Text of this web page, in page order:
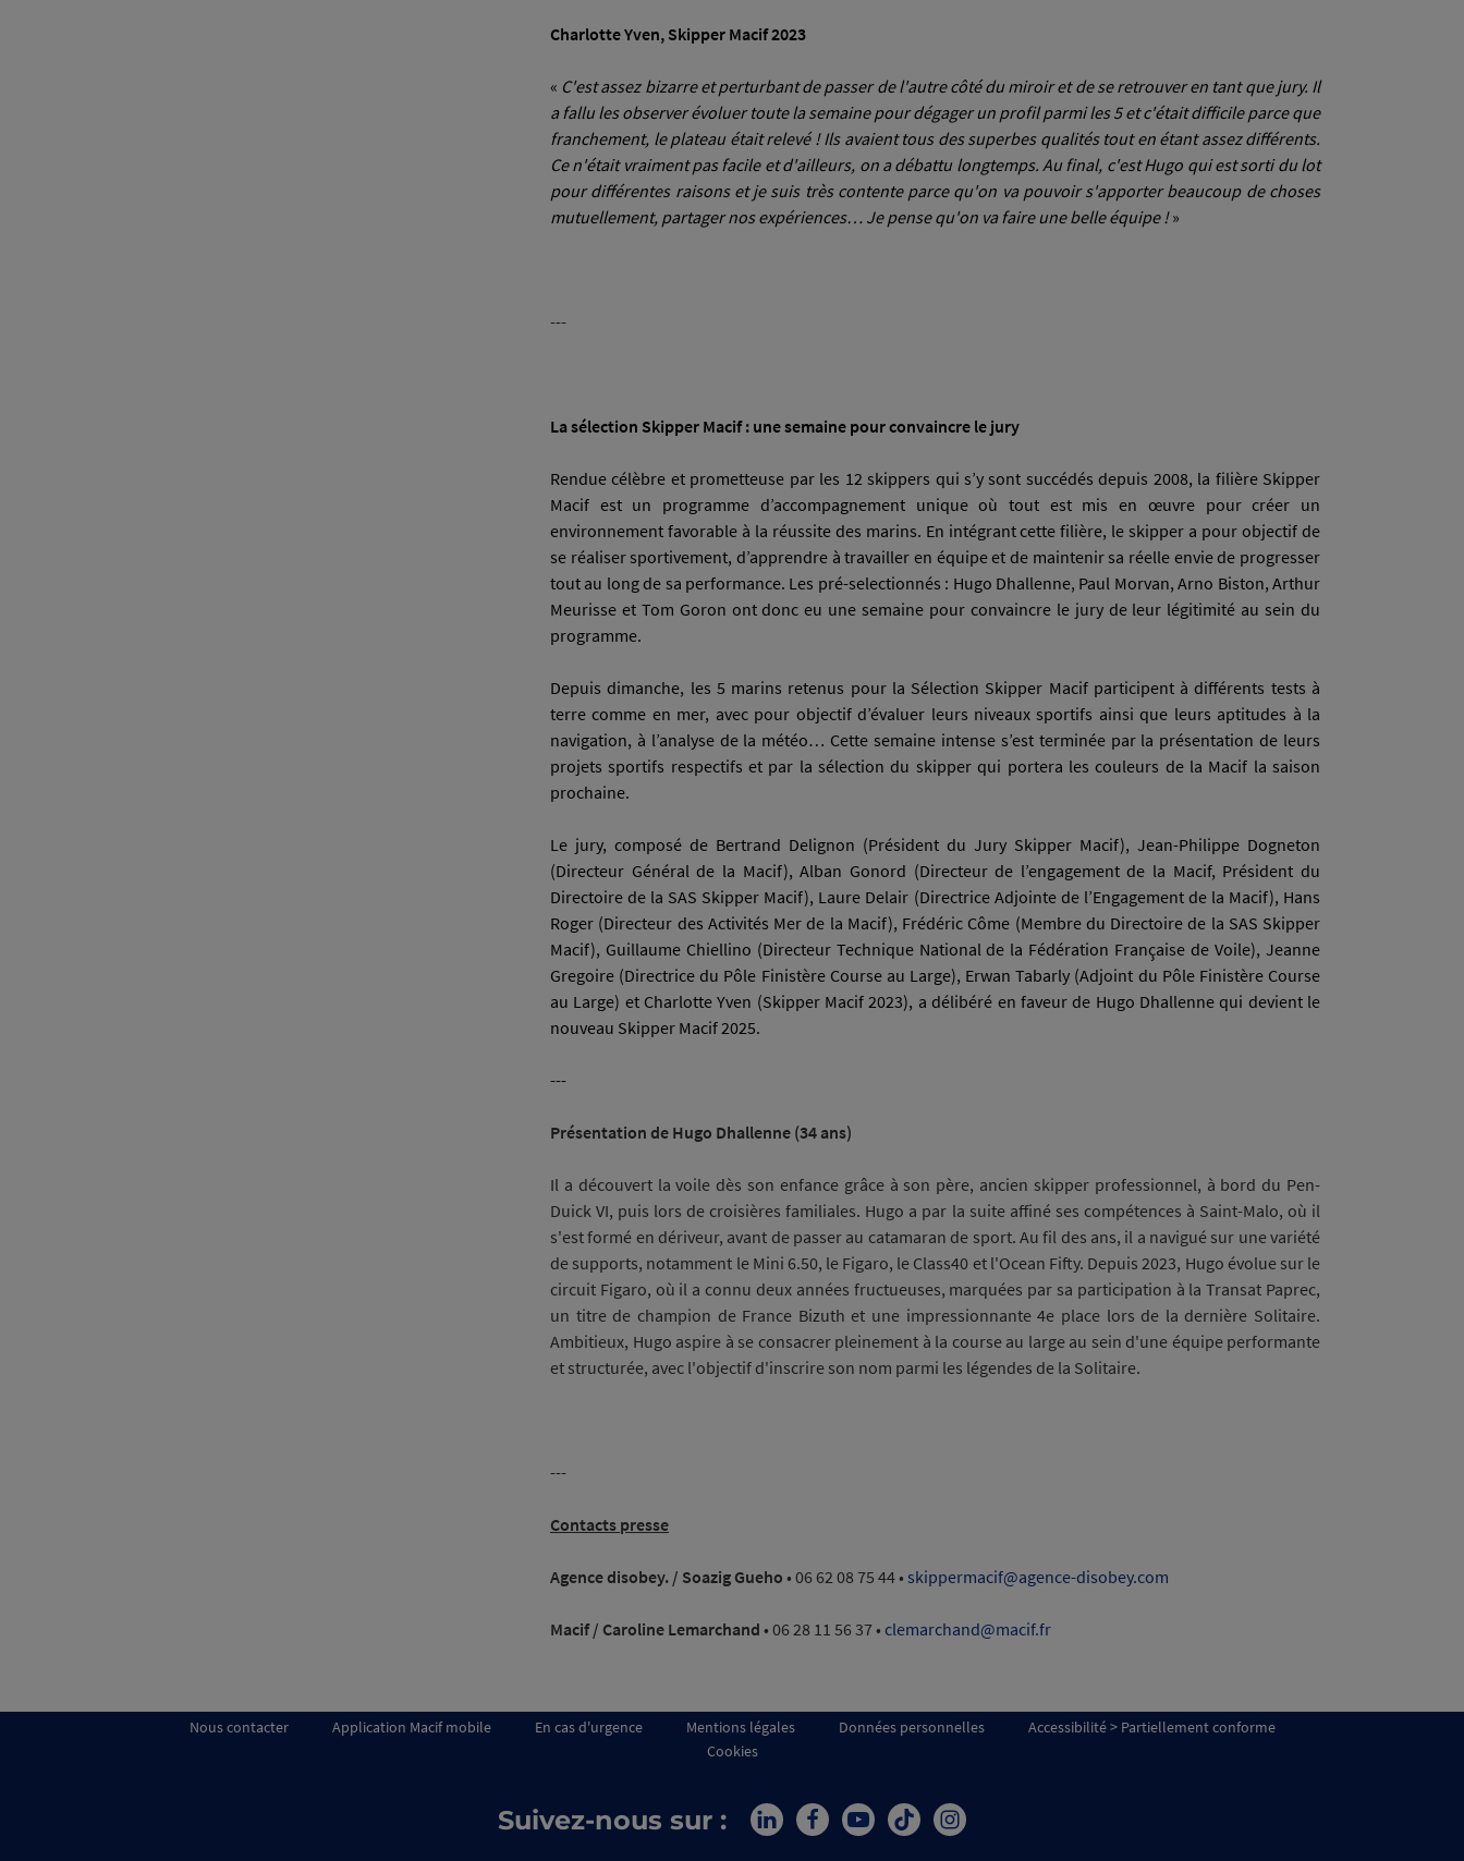
Charlotte Yven, Skipper Macif 2023
« C'est assez bizarre et perturbant de passer de l'autre côté du miroir et de se retrouver en tant que jury. Il
a fallu les observer évoluer toute la semaine pour dégager un profil parmi les 5 et c'était difficile parce que
franchement, le plateau était relevé ! Ils avaient tous des superbesqualités tout en étant assez différents.
Ce n'était vraiment pas facile et d'ailleurs, on a débattu longtemps. Au final, c'est Hugo qui est sorti du lot
pour différentes raisons et je suis très contente parce qu'on va pouvoir s'apporter beaucoup de choses
mutuellement, partager nos expériences… Je pense qu'on va faire une belle équipe !»
---
La sélection Skipper Macif : une semaine pour convaincre le jury
Rendue célèbre et prometteuse par les 12 skippers qui s’y sont succédés depuis 2008, la filière Skipper
Macif est un programme d’accompagnement unique où tout est mis en œuvre pour créer un
environnement favorable à la réussite des marins. En intégrant cette filière, le skipper a pour objectif de
se réaliser sportivement, d’apprendre à travailler en équipe et de maintenir sa réelle envie de progresser
tout au long de sa performance. Les pré-selectionnés : Hugo Dhallenne, Paul Morvan, Arno Biston, Arthur
Meurisse et Tom Goron ont donc eu une semaine pour convaincre le jury de leur légitimité au sein du
programme.
Depuis dimanche, les 5 marins retenus pour la Sélection Skipper Macif participent à différents tests à
terre comme en mer, avec pour objectif d’évaluer leurs niveaux sportifs ainsi que leurs aptitudes à la
navigation, à l’analyse de la météo… Cette semaine intense s’est terminée par la présentation de leurs
projets sportifs respectifs et par la sélection du skipper qui portera les couleurs de la Macif la saison
prochaine.
Le jury, composé de Bertrand Delignon (Président du Jury Skipper Macif), Jean-Philippe Dogneton
(Directeur Général de la Macif), Alban Gonord (Directeur de l’engagement de la Macif, Président du
Directoire de la SAS Skipper Macif), Laure Delair (Directrice Adjointe de l’Engagement de la Macif), Hans
Roger (Directeur des Activités Mer de la Macif), Frédéric Côme (Membre du Directoire de la SAS Skipper
Macif), Guillaume Chiellino (Directeur Technique National de la Fédération Française de Voile), Jeanne
Gregoire (Directrice du Pôle Finistère Course au Large), Erwan Tabarly (Adjoint du Pôle Finistère Course
au Large) et Charlotte Yven (Skipper Macif 2023), a délibéré en faveur de Hugo Dhallenne qui devient le
nouveau Skipper Macif 2025.
---
Présentation de Hugo Dhallenne (34 ans)
Il a découvert la voile dès son enfance grâce à son père, ancien skipper professionnel, à bord du Pen-
Duick VI, puis lors de croisières familiales. Hugo a par la suite affiné ses compétences à Saint-Malo, où il
s'est formé en dériveur, avant de passer au catamaran de sport. Au fil des ans, il a navigué sur une variété
de supports, notamment le Mini 6.50, le Figaro, le Class40 et l'Ocean Fifty. Depuis 2023, Hugo évolue sur le
circuit Figaro, où il a connu deux années fructueuses, marquées par sa participation à la Transat Paprec,
un titre de champion de France Bizuth et une impressionnante 4e place lors de la dernière Solitaire.
Ambitieux, Hugo aspire à se consacrer pleinement à la course au large au sein d'une équipe performante
et structurée, avec l'objectif d'inscrire son nom parmi les légendes de la Solitaire.
---
Contacts presse
Agence disobey. / Soazig Gueho • 06 62 08 75 44 • skippermacif@agence-disobey.com
Macif / Caroline Lemarchand • 06 28 11 56 37• clemarchand@macif.fr
Nous contacter Application Macif mobile En cas d'urgence Mentions légales Données personnelles
Accessibilité > Partiellement conforme
Cookies
Suivez-nous sur :